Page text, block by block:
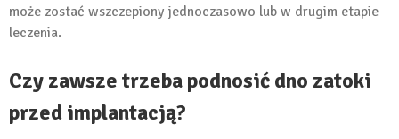
może zostać wszczepiony jednoczasowo lub w drugim etapie
leczenia.
Czy zawsze trzeba podnosić dno zatoki
przed implantacją?